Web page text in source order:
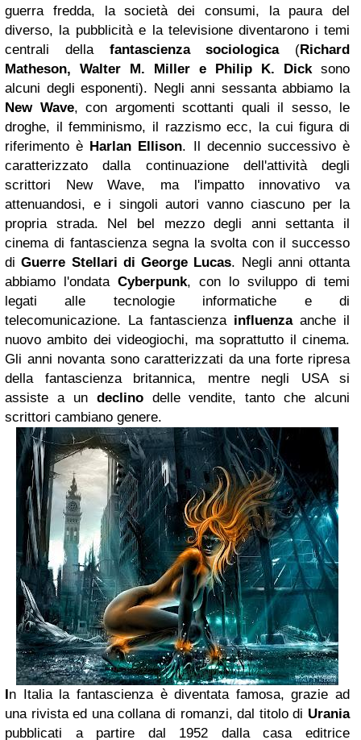
guerra fredda, la società dei consumi, la paura del
diverso, la pubblicità e la televisione diventarono i temi
centrali della fantascienza sociologica(Richard
Matheson, Walter M. Miller e Philip K. Dicksono
alcuni degli esponenti). Negli anni sessanta abbiamo la
New Wave, con argomenti scottanti quali il sesso, le
droghe, il femminismo, il razzismo ecc, la cui figura di
riferimento è Harlan Ellison. Il decennio successivo è
caratterizzato dalla continuazione dell'attività degli
scrittori New Wave, ma l'impatto innovativo va
attenuandosi, e i singoli autori vanno ciascuno per la
propria strada. Nel bel mezzo degli anni settanta il
cinema di fantascienza segna la svolta con il successo
diGuerre Stellari di George Lucas. Negli anni ottanta
abbiamo l'ondata Cyberpunk, con lo sviluppo di temi
legati alle tecnologie informatiche e di
telecomunicazione. La fantascienza influenzaanche il
nuovo ambito dei videogiochi, ma soprattutto il cinema.
Gli anni novanta sono caratterizzati da una forte ripresa
della fantascienza britannica, mentre negli USA si
assiste a un declinodelle vendite, tanto che alcuni
scrittori cambiano genere.
In Italia la fantascienza è diventata famosa, grazie ad
una rivista ed una collana di romanzi, dal titolo di Urania
pubblicati a partire dal 1952 dalla casa editrice